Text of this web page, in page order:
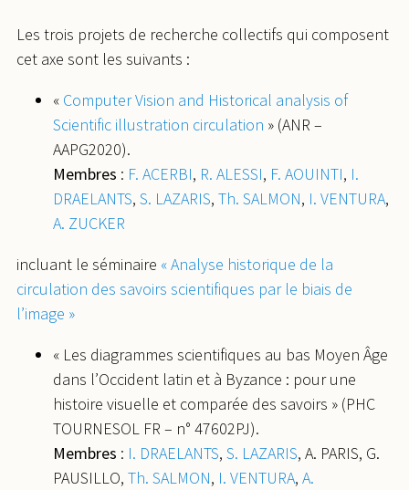
Les trois projets de recherche collectifs qui composent
cet axe sont les suivants :
« Computer Vision and Historical analysis of
Scientific illustration circulation » (ANR –
AAPG2020).
Membres : F. ACERBI, R. ALESSI, F. AOUINTI, I.
DRAELANTS, S. LAZARIS, Th. SALMON, I. VENTURA,
A. ZUCKER
incluant le séminaire « Analyse historique de la
circulation des savoirs scientifiques par le biais de
l’image »
« Les diagrammes scientifiques au bas Moyen Âge
dans l’Occident latin et à Byzance : pour une
histoire visuelle et comparée des savoirs » (PHC
TOURNESOL FR – n° 47602PJ).
Membres : I. DRAELANTS, S. LAZARIS, A. PARIS, G.
PAUSILLO, Th. SALMON, I. VENTURA, A.